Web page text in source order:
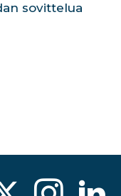
sovittelua